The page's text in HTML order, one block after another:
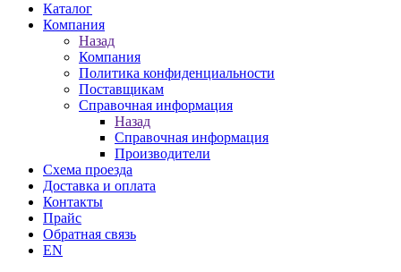
Каталог
Компания
Назад
Компания
Политика конфиденциальности
Поставщикам
Справочная информация
Назад
Справочная информация
Производители
Схема проезда
Доставка и оплата
Контакты
Прайс
Обратная связь
EN